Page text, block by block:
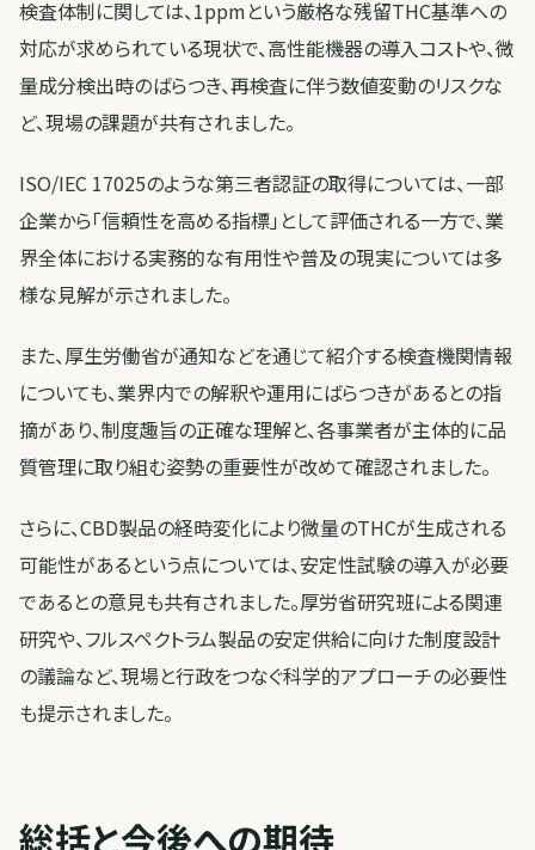
検査体制に関しては、1ppmという厳格な残留THC基準への
対応が求められている現状で、高性能機器の導入コストや、微
量成分検出時のばらつき、再検査に伴う数値変動のリスクな
ど、現場の課題が共有されました。
ISO/IEC 17025のような第三者認証の取得については、一部
企業から「信頼性を高める指標」として評価される一方で、業
界全体における実務的な有用性や普及の現実については多
様な見解が示されました。
また、厚生労働省が通知などを通じて紹介する検査機関情報
についても、業界内での解釈や運用にばらつきがあるとの指
摘があり、制度趣旨の正確な理解と、各事業者が主体的に品
質管理に取り組む姿勢の重要性が改めて確認されました。
さらに、CBD製品の経時変化により微量のTHCが生成される
可能性があるという点については、安定性試験の導入が必要
であるとの意見も共有されました。厚労省研究班による関連
研究や、フルスペクトラム製品の安定供給に向けた制度設計
の議論など、現場と行政をつなぐ科学的アプローチの必要性
も提示されました。
総括と今後への期待